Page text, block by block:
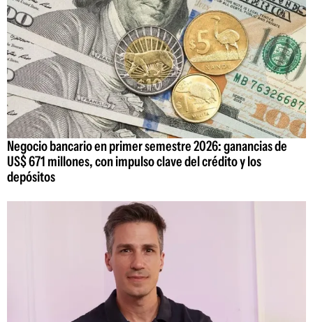
Negocio bancario en primer semestre 2026: ganancias de
US$ 671 millones, con impulso clave del crédito y los
depósitos